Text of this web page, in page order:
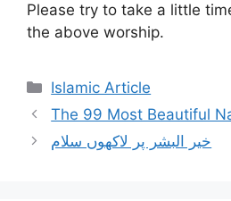
Please try to take a little
the above worship.
Categories
Islamic Article
The 99 Most Beautiful
خیر البشر پر لاکھوں سلام